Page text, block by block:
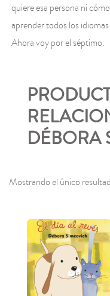
quiere esa persona ni
aprender todos los
Ahora voy por el séptimo.
DÉBORA
Mostrando el único